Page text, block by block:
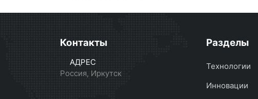
Контакты
АДРЕС
Россия, Иркутск
Разделы
Технологии
Инновации